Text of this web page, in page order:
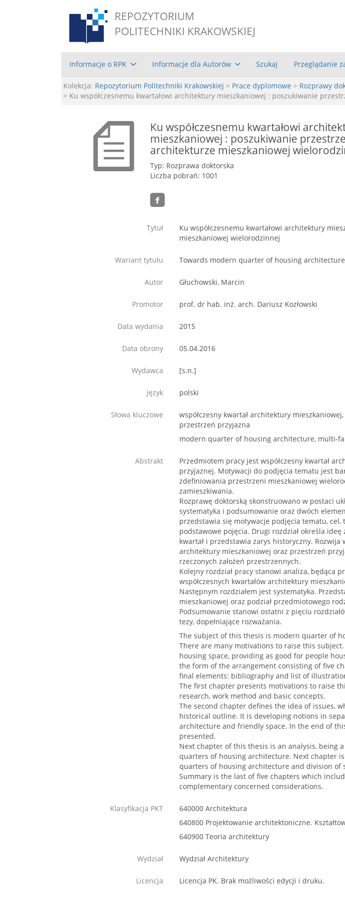
REPOZYTORIUM
POLITECHNIKI KRAKOWSKIEJ
Informacje o RPK Informacje dla Autorów Szukaj Przeglądanie
Kolekcja: Repozytorium Politechniki Krakowskiej > Prace dyplomowe > Rozprawy
> Ku współczesnemu kwartałowi architektury mieszkaniowej : poszukiwanie
Ku współczesnemu kwartałowi
mieszkaniowej : poszukiwanie
architekturze mieszkaniowej
Typ: Rozprawa doktorska
Liczba pobrań: 1001
Tytuł
Ku współczesnemu kwartałowi architektury
mieszkaniowej wielorodzinnej
Wariant tytułu Towards modern quarter of housing
Autor Głuchowski, Marcin
Promotor prof. dr hab. inż. arch. Dariusz Kozłowski
Data wydania 2015
Data obrony 05.04.2016
Wydawca [s.n.]
Język polski
Słowa kluczowe
współczesny kwartał architektury
przestrzeń przyjazna
modern quarter of housing architecture, multi-
Abstrakt
Przedmiotem pracy jest współczesny kwartał
przyjaznej. Motywacji do podjęcia tematu jest
zdefiniowania przestrzeni mieszkaniowej
zamieszkiwania.
Rozprawę doktorską skonstruowano w postaci
systematyka i podsumowanie oraz dwóch
przedstawia się motywacje podjęcia tematu,
podstawowe pojęcia. Drugi rozdział określa
kwartał i przedstawia zarys historyczny.
architektury mieszkaniowej oraz przestrzeń
rzeczonych założeń przestrzennych.
Kolejny rozdział pracy stanowi analiza, będąca
współczesnych kwartałów architektury
Następnym rozdziałem jest systematyka.
mieszkaniowej oraz podział przedmiotowego
Podsumowanie stanowi ostatni z pięciu
tezy, dopełniające rozważania.
The subject of this thesis is modern quarter of
There are many motivations to raise this
housing space, providing as good for people
the form of the arrangement consisting of five
final elements: bibliography and list of
The first chapter presents motivations to raise
research, work method and basic concepts.
The second chapter defines the idea of issues,
historical outline. It is developing notions in
architecture and friendly space. In the end of
presented.
Next chapter of this thesis is an analysis, being
quarters of housing architecture. Next chapter
quarters of housing architecture and division
Summary is the last of five chapters which
complementary concerned considerations.
Klasyfikacja PKT
640000 Architektura
640800 Projektowanie architektoniczne.
640900 Teoria architektury
Wydział Wydział Architektury
Licencja Licencja PK. Brak możliwości edycji i druku.